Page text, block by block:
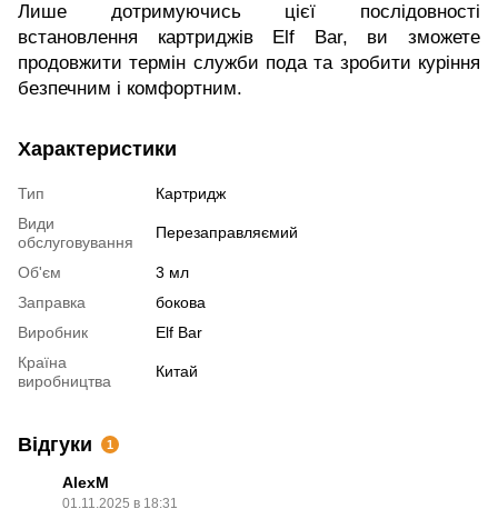
Лише дотримуючись цієї послідовності
встановлення картриджів Elf Bar, ви зможете
продовжити термін служби пода та зробити куріння
безпечним і комфортним.
Характеристики
Тип
Картридж
Види
обслуговування
Перезаправляємий
Об'єм
3 мл
Заправка
бокова
Виробник
Elf Bar
Країна
виробництва
Китай
Відгуки 1
AlexM
01.11.2025 в 18:31